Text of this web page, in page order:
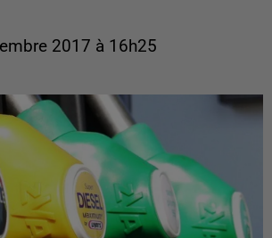
2017 à 16h25